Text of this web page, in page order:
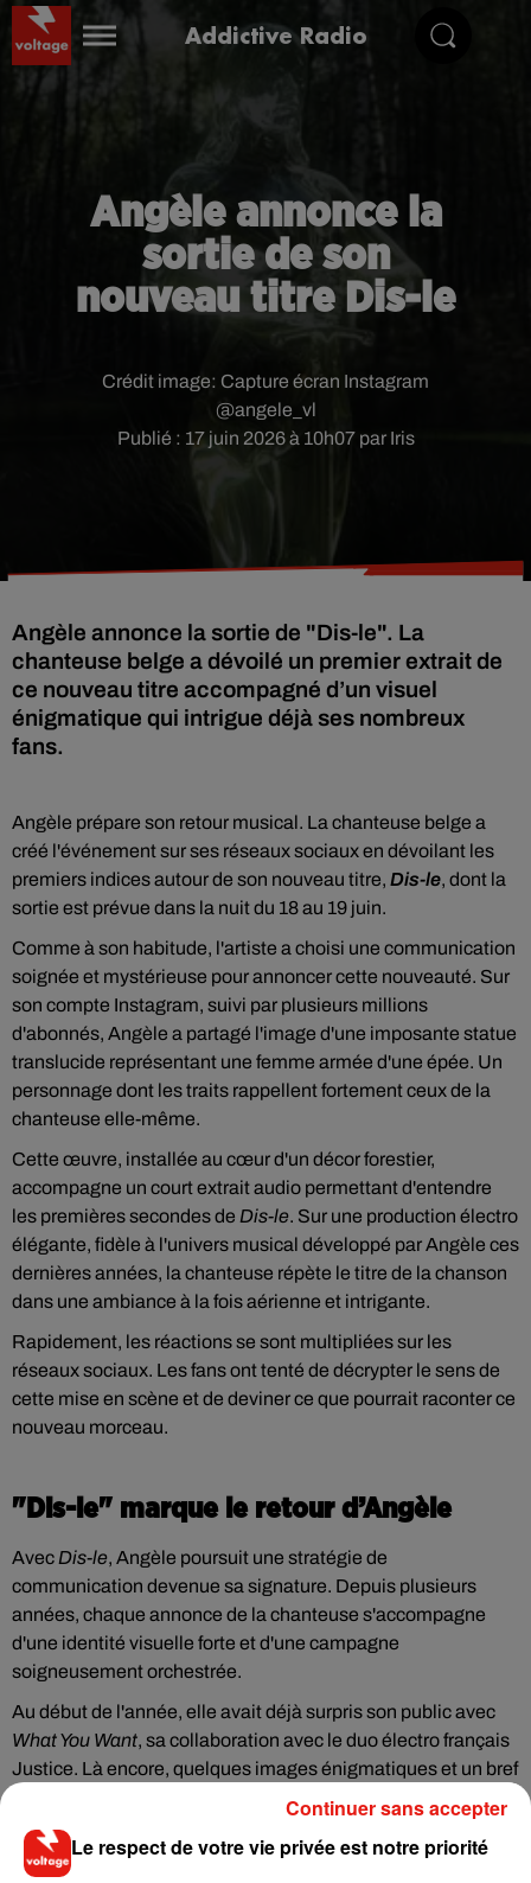
Addictive Radio
Angèle annonce la
sortie de son
nouveau titre Dis-le
Publié : 17 juin 2026 à 10h07 par Iris
Crédit image: Capture écran Instagram
@angele_vl
Angèle annonce la sortie de "Dis-le". La
chanteuse belge a dévoilé un premier extrait de
ce nouveau titre accompagné d’un visuel
énigmatique qui intrigue déjà ses nombreux
fans.
Angèle prépare son retour musical. La chanteuse belge a
créé l'événement sur ses réseaux sociaux en dévoilant les
premiers indices autour de son nouveau titre, Dis-le, dont la
sortie est prévue dans la nuit du 18 au 19 juin.
Comme à son habitude, l'artiste a choisi une communication
soignée et mystérieuse pour annoncer cette nouveauté. Sur
son compte Instagram, suivi par plusieurs millions
d'abonnés, Angèle a partagé l'image d'une imposante statue
translucide représentant une femme armée d'une épée. Un
personnage dont les traits rappellent fortement ceux de la
chanteuse elle-même.
Cette œuvre, installée au cœur d'un décor forestier,
accompagne un court extrait audio permettant d'entendre
les premières secondes de Dis-le. Sur une production électro
élégante, fidèle à l'univers musical développé par Angèle ces
dernières années, la chanteuse répète le titre de la chanson
dans une ambiance à la fois aérienne et intrigante.
Rapidement, les réactions se sont multipliées sur les
réseaux sociaux. Les fans ont tenté de décrypter le sens de
cette mise en scène et de deviner ce que pourrait raconter ce
nouveau morceau.
"Dis-le" marque le retour d’Angèle
Avec Dis-le, Angèle poursuit une stratégie de
communication devenue sa signature. Depuis plusieurs
années, chaque annonce de la chanteuse s'accompagne
d'une identité visuelle forte et d'une campagne
soigneusement orchestrée.
Au début de l'année, elle avait déjà surpris son public avec
What You Want, sa collaboration avec le duo électro français
Justice. Là encore, quelques images énigmatiques et un bref
extrait avaient suffi à créer l'attente autour du morceau.
Cette fois, l'univers de
Dis-le
semble s'orienter vers une
esthétique plus symbolique. La présence de cette statue
Le respect de votre vie privée est notre priorité
Continuer sans accepter